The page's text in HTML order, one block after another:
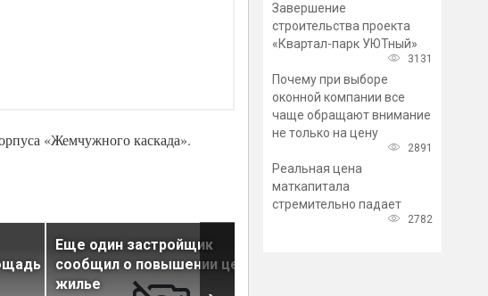
«Жемчужного каскада».
Еще один застройщик
сообщил о повышении цен на
жилье
Завершение
строительства проекта
«Квартал-парк УЮТный»
3131
Почему при выборе
оконной компании все
чаще обращают внимание
не только на цену
2891
Реальная цена
маткапитала
стремительно падает
2782